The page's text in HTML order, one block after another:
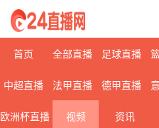
首页 全部直播 足球直播
中超直播 法甲直播 德甲直播
欧洲杯直播 视频 资讯